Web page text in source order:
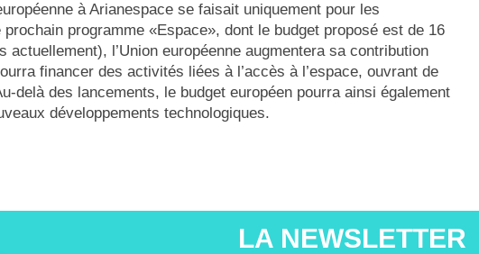
à Arianespace se faisait uniquement pour les
programme «Espace», dont le budget proposé est de 16
actuellement), l’Union européenne augmentera sa contribution
financer des activités liées à l’accès à l’espace, ouvrant de
delà des lancements, le budget européen pourra ainsi également
développements technologiques.
LA NEWSLETTER